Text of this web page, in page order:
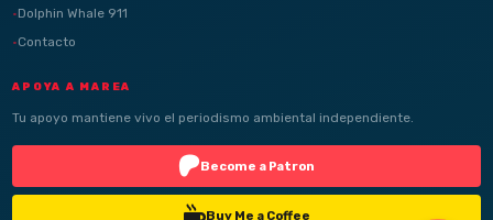
Dolphin Whale 911
Contacto
APOYA A MAREA
Tu apoyo mantiene vivo el periodismo ambiental independiente.
Become a Patron
Buy Me a Coffee